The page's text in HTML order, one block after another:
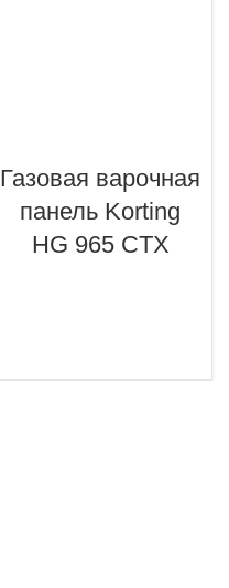
Газовая варочная
панель Korting
HG 965 CTX